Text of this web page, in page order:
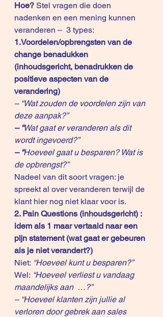
Hoe? Stel vragen die doen
nadenken en een mening kunnen
veranderen –  3 types:
1.Voordelen/opbrengsten van de
change benadukken
(inhoudsgericht, benadrukken de
positieve aspecten van de
verandering)
– “Wat zouden de voordelen zijn van
deze aanpak?”
– “Wat gaat er veranderen als dit
wordt ingevoerd?”
– “Hoeveel gaat u besparen? Wat is
de opbrengst?”
Nadeel van dit soort vragen: je
spreekt al over veranderen terwijl de
klant hier nog niet klaar voor is.
2. Pain Questions (inhoudsgericht) :
idem als 1 maar vertaald naar een
pijn statement (wat gaat er gebeuren
als je niet verandert?)
Niet: “Hoeveel kunt u besparen?”
Wel: “Hoeveel verliest u vandaag
maandelijks aan  …?”
– “Hoeveel klanten zijn jullie al
verloren door gebrek aan sales